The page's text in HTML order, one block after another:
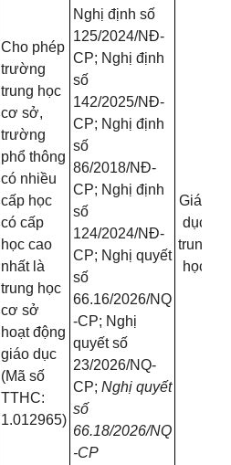
Cho phép
trường
trung học
cơ sở,
trường
phổ thông
có nhiều
cấp học
có cấp
học cao
nhất là
trung học
cơ sở
hoạt động
giáo dục
(Mã số
TTHC:
1.012965)
Nghị định số
125/2024/NĐ-
CP; Nghị định
số
142/2025/NĐ-
CP; Nghị định
số
86/2018/NĐ-
CP; Nghị định
số
124/2024/NĐ-
CP; Nghị quyết
số
66.16/2026/NQ
-CP; Nghị
quyết số
23/2026/NQ-
CP; Nghị quyết
số
66.18/2026/NQ
-CP
Giáo
dục
trung
học